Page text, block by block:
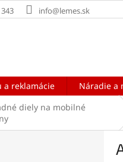
info@lemes.sk
a reklamácie Náradie a
diely na mobilné